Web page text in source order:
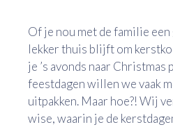
Of je nou met de familie
lekker thuis blijft om
je ’s avonds naar Christmas
feestdagen willen we vaak
uitpakken. Maar hoe?! Wij
wise, waarin je de